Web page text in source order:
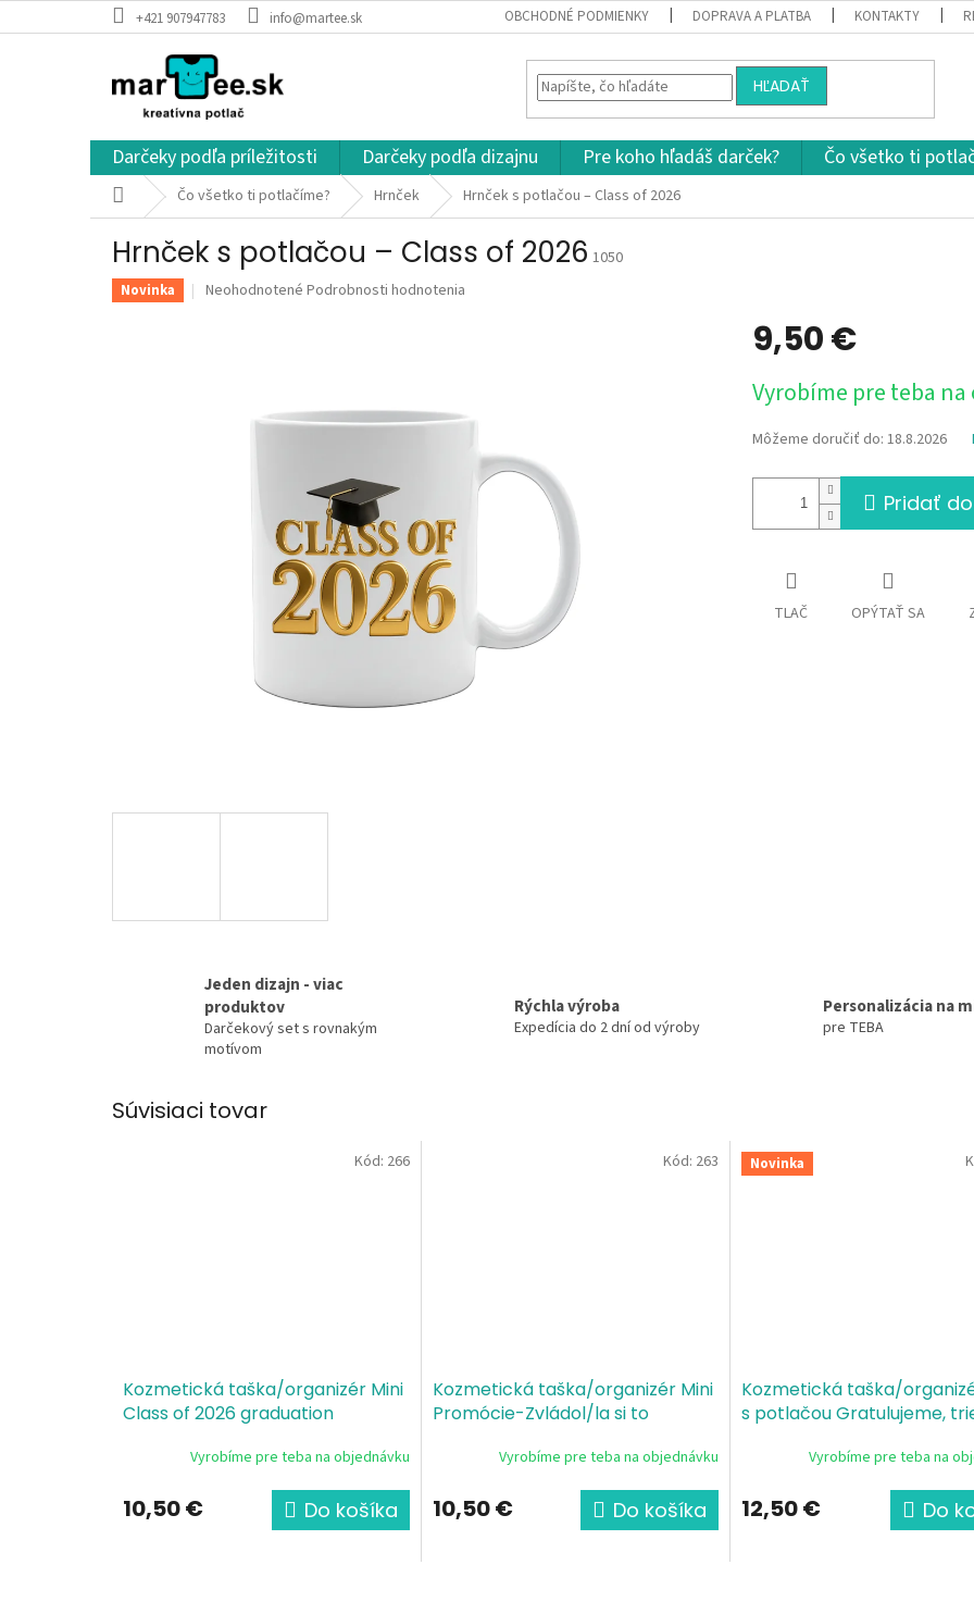
na
+421 907947783 info@martee.sk OBCHODNÉ PODMIENKY DOPRAVA A PLATBA KONTAKTY
HĽADAŤ
Darčeky podľa príležitosti Darčeky podľa dizajnu Pre koho hľadáš darček? Čo všetko ti
Domov Čo všetko ti potlačíme? Hrnček Hrnček s potlačou – Class of 2026
Hrnček s potlačou – Class of 2026 1050
Novinka
Priemerné
Neohodnotené Podrobnosti hodnotenia
9,50 €
cena:
Vyrobíme pre teba
Môžeme doručiť do: 18.8.2026
Pridať
TLAČ OPÝTAŤ SA
Jeden dizajn - viac
produktov
Darčekový set s rovnakým
motívom
Rýchla výroba
Expedícia do 2 dní od výroby
Personalizácia na
pre TEBA
Súvisiaci tovar
Kozmetická taška/organizér Mini
Class of 2026 graduation
Vyrobíme pre teba na objednávku
10,50 € Do košíka
Kód: 266
Kozmetická taška/organizér Mini
Promócie-Zvládol/la si to
Vyrobíme pre teba na objednávku
10,50 € Do košíka
Kód: 263 Novinka
Kozmetická taška/
s potlačou Gratulujeme,
Vyrobíme pre teba na
12,50 € Do